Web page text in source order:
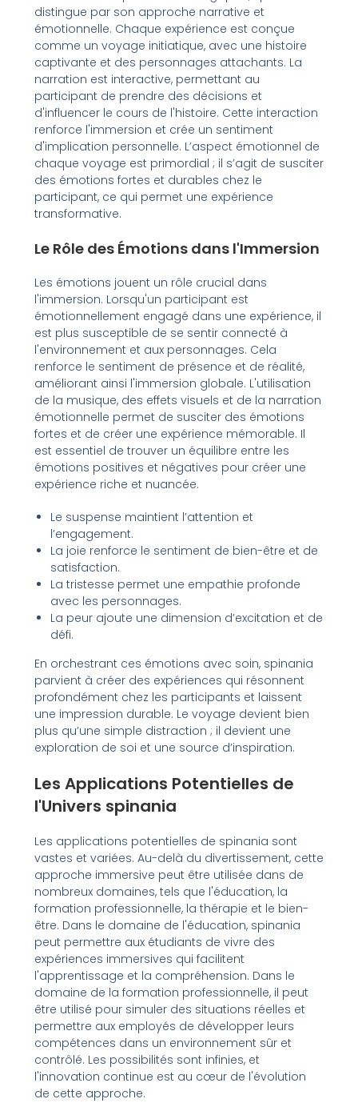
distingue par son approche narrative et
émotionnelle. Chaque expérience est conçue
comme un voyage initiatique, avec une histoire
captivante et des personnages attachants. La
narration est interactive, permettant au
participant de prendre des décisions et
d'influencer le cours de l'histoire. Cette interaction
renforce l'immersion et crée un sentiment
d'implication personnelle. L’aspect émotionnel de
chaque voyage est primordial ; il s’agit de susciter
des émotions fortes et durables chez le
participant, ce qui permet une expérience
transformative.
Le Rôle des Émotions dans l'Immersion
Les émotions jouent un rôle crucial dans
l'immersion. Lorsqu'un participant est
émotionnellement engagé dans une expérience, il
est plus susceptible de se sentir connecté à
l'environnement et aux personnages. Cela
renforce le sentiment de présence et de réalité,
améliorant ainsi l'immersion globale. L'utilisation
de la musique, des effets visuels et de la narration
émotionnelle permet de susciter des émotions
fortes et de créer une expérience mémorable. Il
est essentiel de trouver un équilibre entre les
émotions positives et négatives pour créer une
expérience riche et nuancée.
Le suspense maintient l’attention et
l’engagement.
La joie renforce le sentiment de bien-être et de
satisfaction.
La tristesse permet une empathie profonde
avec les personnages.
La peur ajoute une dimension d’excitation et de
défi.
En orchestrant ces émotions avec soin, spinania
parvient à créer des expériences qui résonnent
profondément chez les participants et laissent
une impression durable. Le voyage devient bien
plus qu’une simple distraction ; il devient une
exploration de soi et une source d’inspiration.
Les Applications Potentielles de
l'Univers spinania
Les applications potentielles de spinania sont
vastes et variées. Au-delà du divertissement, cette
approche immersive peut être utilisée dans de
nombreux domaines, tels que l'éducation, la
formation professionnelle, la thérapie et le bien-
être. Dans le domaine de l'éducation, spinania
peut permettre aux étudiants de vivre des
expériences immersives qui facilitent
l'apprentissage et la compréhension. Dans le
domaine de la formation professionnelle, il peut
être utilisé pour simuler des situations réelles et
permettre aux employés de développer leurs
compétences dans un environnement sûr et
contrôlé. Les possibilités sont infinies, et
l'innovation continue est au cœur de l'évolution
de cette approche.